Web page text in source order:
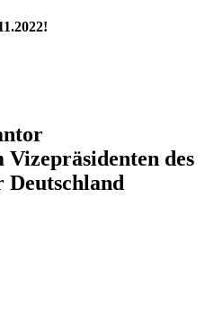
Vizepräsidenten des
Deutschland